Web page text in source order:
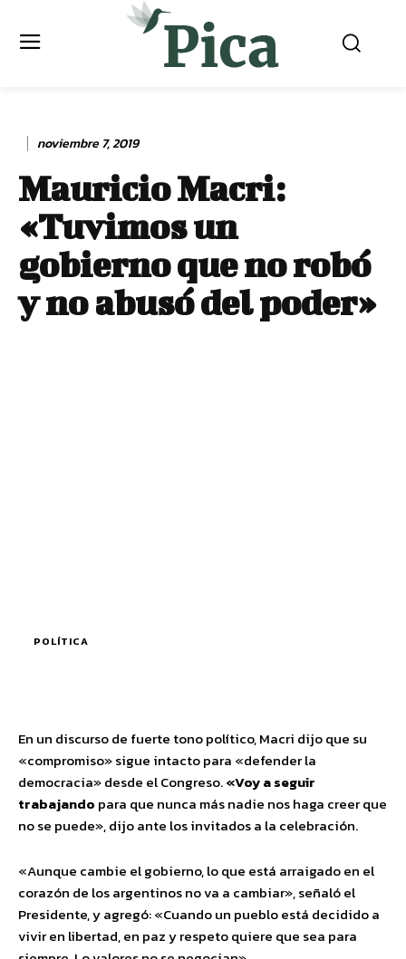
noviembre 7, 2019
Mauricio Macri:
«Tuvimos un
gobierno que no robó
y no abusó del poder»
POLÍTICA
En un discurso de fuerte tono político, Macri dijo que su
«compromiso» sigue intacto para «defender la
democracia» desde el Congreso.«Voy a seguir
trabajando para que nunca más nadie nos haga creer que
no se puede», dijo ante los invitados a la celebración.
«Aunque cambie el gobierno, lo que está arraigado en el
corazón de los argentinos no va a cambiar», señaló el
Presidente, y agregó: «Cuando un pueblo está decidido a
vivir en libertad, en paz y respeto quiere que sea para